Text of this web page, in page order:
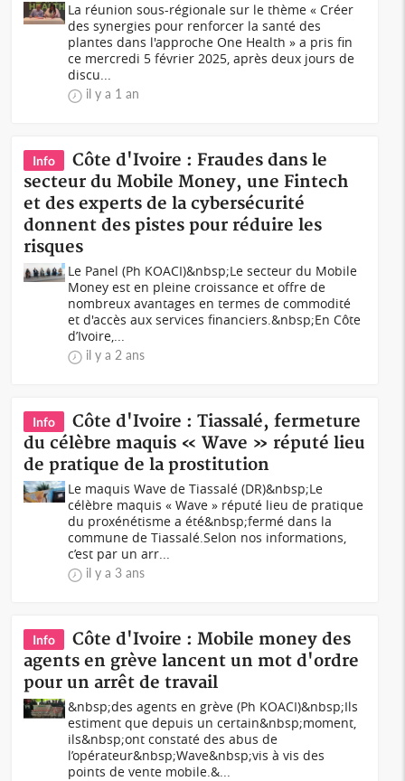
La réunion sous-régionale sur le thème « Créer
des synergies pour renforcer la santé des
plantes dans l'approche One Health » a pris fin
ce mercredi 5 février 2025, après deux jours de
discu...
il y a 1 an
Info
Côte d'Ivoire : Fraudes dans le
secteur du Mobile Money, une Fintech
et des experts de la cybersécurité
donnent des pistes pour réduire les
risques
Le Panel (Ph KOACI)&nbsp;Le secteur du Mobile
Money est en pleine croissance et offre de
nombreux avantages en termes de commodité
et d'accès aux services financiers.&nbsp;En Côte
d’Ivoire,...
il y a 2 ans
Info
Côte d'Ivoire : Tiassalé, fermeture
du célèbre maquis « Wave » réputé lieu
de pratique de la prostitution
Le maquis Wave de Tiassalé (DR)&nbsp; Le
célèbre maquis « Wave » réputé lieu de pratique
du proxénétisme a été&nbsp;fermé dans la
commune de Tiassalé.Selon nos informations,
c’est par un arr...
il y a 3 ans
Info
Côte d'Ivoire : Mobile money des
agents en grève lancent un mot d'ordre
pour un arrêt de travail
&nbsp;des agents en grève (Ph KOACI) &nbsp;Ils
estiment que depuis un certain&nbsp;moment,
ils&nbsp;ont constaté des abus de
l’opérateur&nbsp;Wave&nbsp;vis à vis des
points de vente mobile.&...